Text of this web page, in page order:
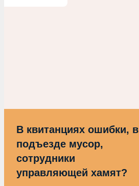
В квитанциях ошибки, в
подъезде мусор,
сотрудники
управляющей хамят?